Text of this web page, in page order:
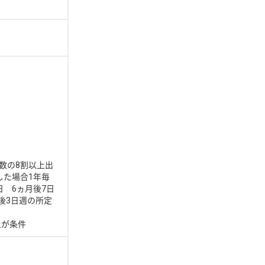
の8割以上出
た場合1年毎
6ヵ月後7日
3日週の所定
条件